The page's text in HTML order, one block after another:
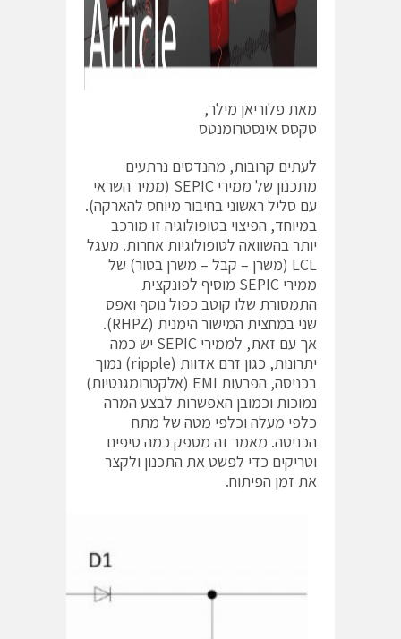
מאת פלוריאן מילר,
טקסס אינסטרומנטס
לעתים קרובות, מהנדסים נרתעים
מתכנון של ממירי SEPIC (ממיר השראי
עם סליל ראשוני בחיבור מיוחס להארקה).
במיוחד, הפיצוי בטופולוגיה זו מורכב
יותר בהשוואה לטופולוגיות אחרות. מעגל
LCL (משרן – קבל – משרן בטור) של
ממירי SEPIC מוסיף לפונקצית
התמסורת שלו קוטב כפול נוסף ואפס
שני במחצית המישור הימנית (RHPZ).
אך עם זאת, לממירי SEPIC יש כמה
יתרונות, כגון זרם אדוות (ripple) נמוך
בכניסה, הפרעות EMI (אלקטרומגנטיות)
נמוכות וכמובן האפשרות לבצע המרה
כלפי מעלה וכלפי מטה של מתח
הכניסה. מאמר זה מספק כמה טיפים
וטריקים כדי לפשט את התכנון ולקצר
את זמן הפיתוח.